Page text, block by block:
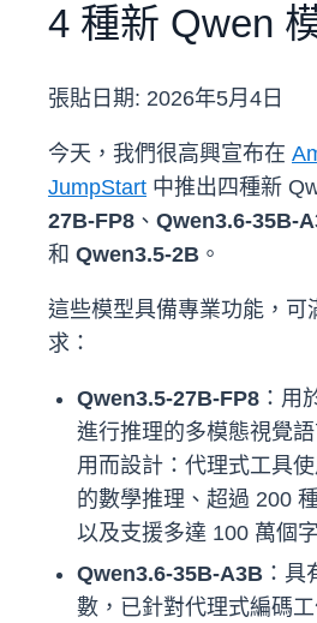
4 種新 Qwen
張貼日期: 2026年5月4日
今天，我們很高興宣布在
JumpStart 中推出四種新
27B-FP8 、 Qwen3.6-35B-
和 Qwen3.5-2B 。
這些模型具備專業功能，可
求：
Qwen3.5-27B-FP8 ：用
進行推理的多模態視覺
用而設計：代理式工具
的數學推理、超過 200
以及支援多達 100 萬個
Qwen3.6-35B-A3B ：
數，已針對代理式編碼